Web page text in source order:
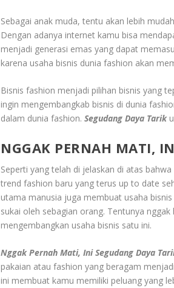
Sebagai anak muda, tentu akan lebih
Dengan adanya internet kamu bisa
menjadi generasi emas yang dapat
karena usaha bisnis dunia fashion akan
Bisnis fashion menjadi pilihan bisnis yang
ingin mengembangkab bisnis di dunia
dalam dunia fashion.Segudang Daya Tarik
NGGAK PERNAH MATI,
Seperti yang telah di jelaskan di atas
trend fashion baru yang terus up to date
utama manusia juga membuat usaha
sukai oleh sebagian orang. Tentunya
mengembangkan usaha bisnis satu ini.
Nggak Pernah Mati, Ini Segudang Daya
pakaian atau fashion yang beragam
ini membuat kamu memiliki peluang yang